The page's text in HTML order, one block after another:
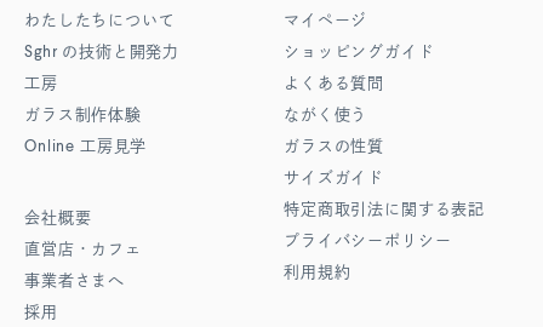
わたしたちについて
Sghr の技術と開発力
工房
ガラス制作体験
Online 工房見学
会社概要
直営店・カフェ
事業者さまへ
採用
マイページ
ショッピングガイド
よくある質問
ながく使う
ガラスの性質
サイズガイド
特定商取引法に関する表記
プライバシーポリシー
利用規約